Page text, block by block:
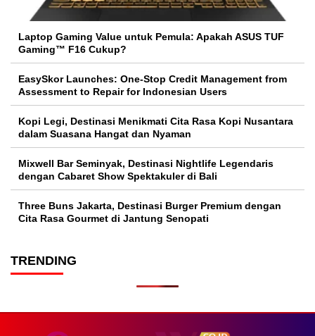
Laptop Gaming Value untuk Pemula: Apakah ASUS TUF
Gaming™ F16 Cukup?
EasySkor Launches: One-Stop Credit Management from
Assessment to Repair for Indonesian Users
Kopi Legi, Destinasi Menikmati Cita Rasa Kopi Nusantara
dalam Suasana Hangat dan Nyaman
Mixwell Bar Seminyak, Destinasi Nightlife Legendaris
dengan Cabaret Show Spektakuler di Bali
Three Buns Jakarta, Destinasi Burger Premium dengan
Cita Rasa Gourmet di Jantung Senopati
TRENDING